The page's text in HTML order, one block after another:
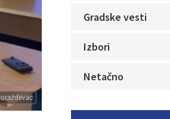
Gradske vesti
Izbori
Netačno